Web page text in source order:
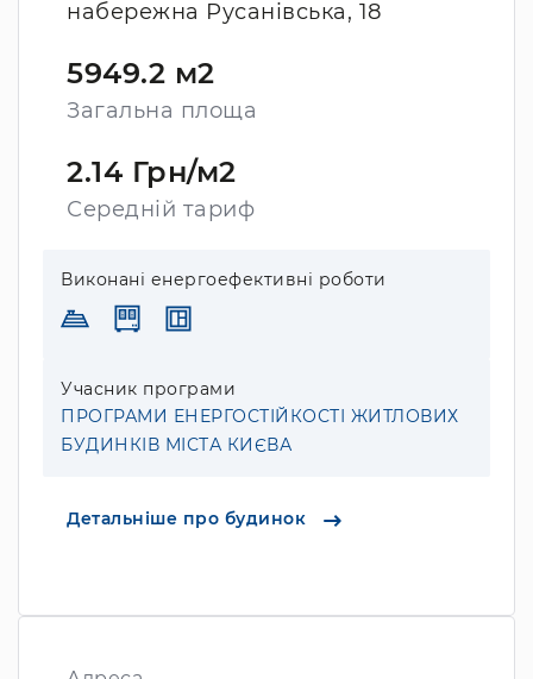
набережна Русанівська, 18
5949.2 м2
Загальна площа
2.14 Грн/м2
Середній тариф
Виконані енергоефективні роботи
Учасник програми
ПРОГРАМИ ЕНЕРГОСТІЙКОСТІ ЖИТЛОВИХ
БУДИНКІВ МІСТА КИЄВА
Детальніше про будинок